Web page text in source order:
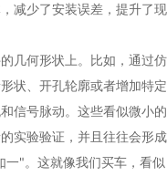
减少了安装误差，提升了现
几何形状上。比如，通过仿
状、开孔轮廓或者增加特定
信号脉动。这些看似微小的
实验验证，并且往往会形成
一"。这就像我们买车，看似